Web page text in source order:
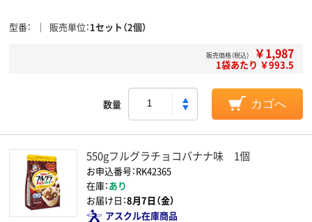
型番 販売単位 1セット（2個）
販売価格（税込） ￥1,987
1袋あたり ￥993.5
数量 カゴへ
550gフルグラチョコバナナ味 1個
お申込番号：RK42365
在庫：あり
お届け日：8月7日（金）
アスクル在庫商品